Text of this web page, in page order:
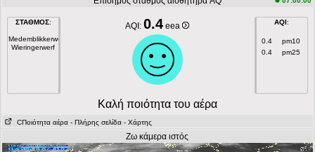
ΣΤΑΘΜΟΣ:
Medemblikkerweg
Wieringerwerf
AQI:0.4 eea AQI:
0.4
pm10
0.4
pm25
Kαλή ποιότητα του αέρα
CΠοιότητα αέρα - Πλήρης σελίδα - Χάρτης
Ζω κάμερα ιστός